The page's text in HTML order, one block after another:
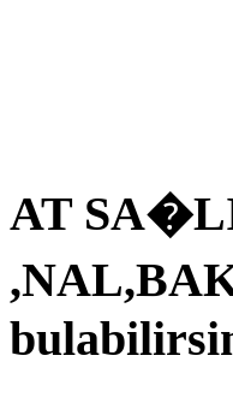
AT